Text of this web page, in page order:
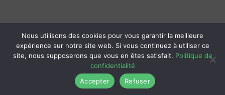
BSM DATA © 2026Mention Légales- Siteweb made by
Admiche World Picture
Nous utilisons des cookies pour vous garantir la meilleure
expérience sur notre site web. Si vous continuez à utiliser ce
site, nous supposerons que vous en êtes satisfait. Politique de
confidentialité
Accepter
Refuser